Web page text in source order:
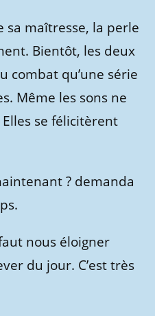
sa maîtresse, la perle
Bientôt, les deux
combat qu’une série
Même les sons ne
se félicitèrent
? demanda
nous éloigner
du jour. C’est très